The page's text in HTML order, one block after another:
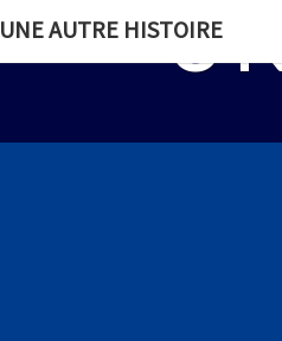
UNE AUTRE HISTOIRE